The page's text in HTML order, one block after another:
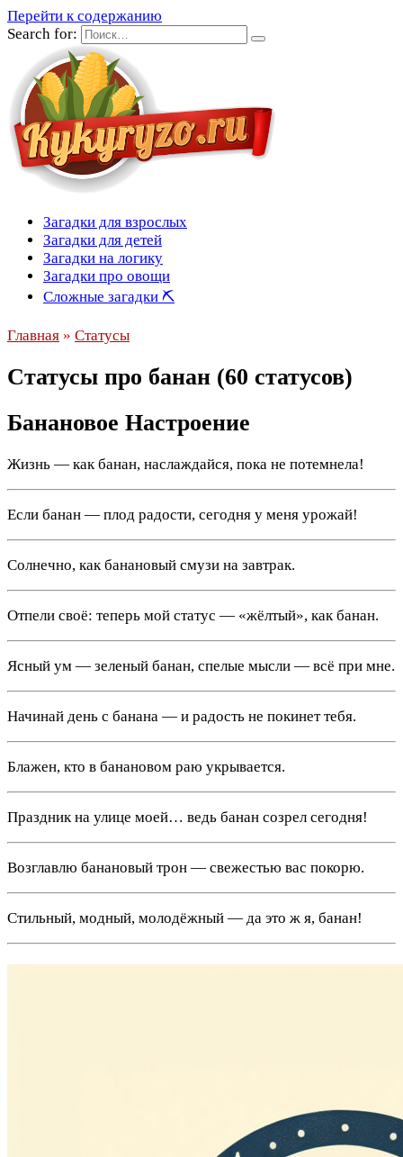
Перейти к содержанию
Search for:
Загадки для взрослых
Загадки для детей
Загадки на логику
Загадки про овощи
Сложные загадки ⛏
Главная » Статусы
Статусы про банан (60 статусов)
Банановое Настроение
Жизнь — как банан, наслаждайся, пока не потемнела!
Если банан — плод радости, сегодня у меня урожай!
Солнечно, как банановый смузи на завтрак.
Отпели своё: теперь мой статус — «жёлтый», как банан.
Ясный ум — зеленый банан, спелые мысли — всё при мне.
Начинай день с банана — и радость не покинет тебя.
Блажен, кто в банановом раю укрывается.
Праздник на улице моей… ведь банан созрел сегодня!
Возглавлю банановый трон — свежестью вас покорю.
Стильный, модный, молодёжный — да это ж я, банан!